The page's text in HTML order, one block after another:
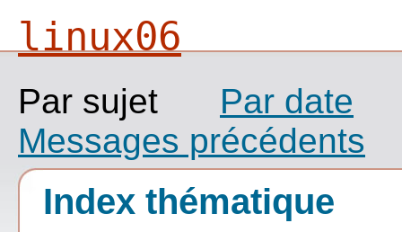
linux06
Par sujet
Par date
Messages précédents
Index thématique